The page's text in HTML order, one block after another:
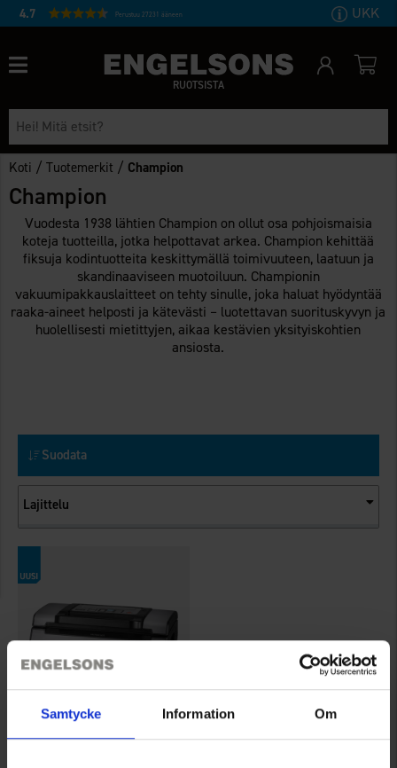
Samtycke Information Om
4.7 Perustuu 27231 ääneen UKK
RUOTSISTA
Koti /Tuotemerkit / Champion
Champion
Vuodesta 1938 lähtien Champion on ollut osa pohjoismaisia
koteja tuotteilla, jotka helpottavat arkea. Champion kehittää
fiksuja kodintuotteita keskittymällä toimivuuteen, laatuun ja
skandinaaviseen muotoiluun. Championin
vakuumipakkauslaitteet on tehty sinulle, joka haluat hyödyntää
raaka-aineet helposti ja kätevästi – luotettavan suorituskyvyn ja
huolellisesti mietittyjen, aikaa kestävien yksityiskohtien
ansiosta.
Suodata
Lajittelu
7680